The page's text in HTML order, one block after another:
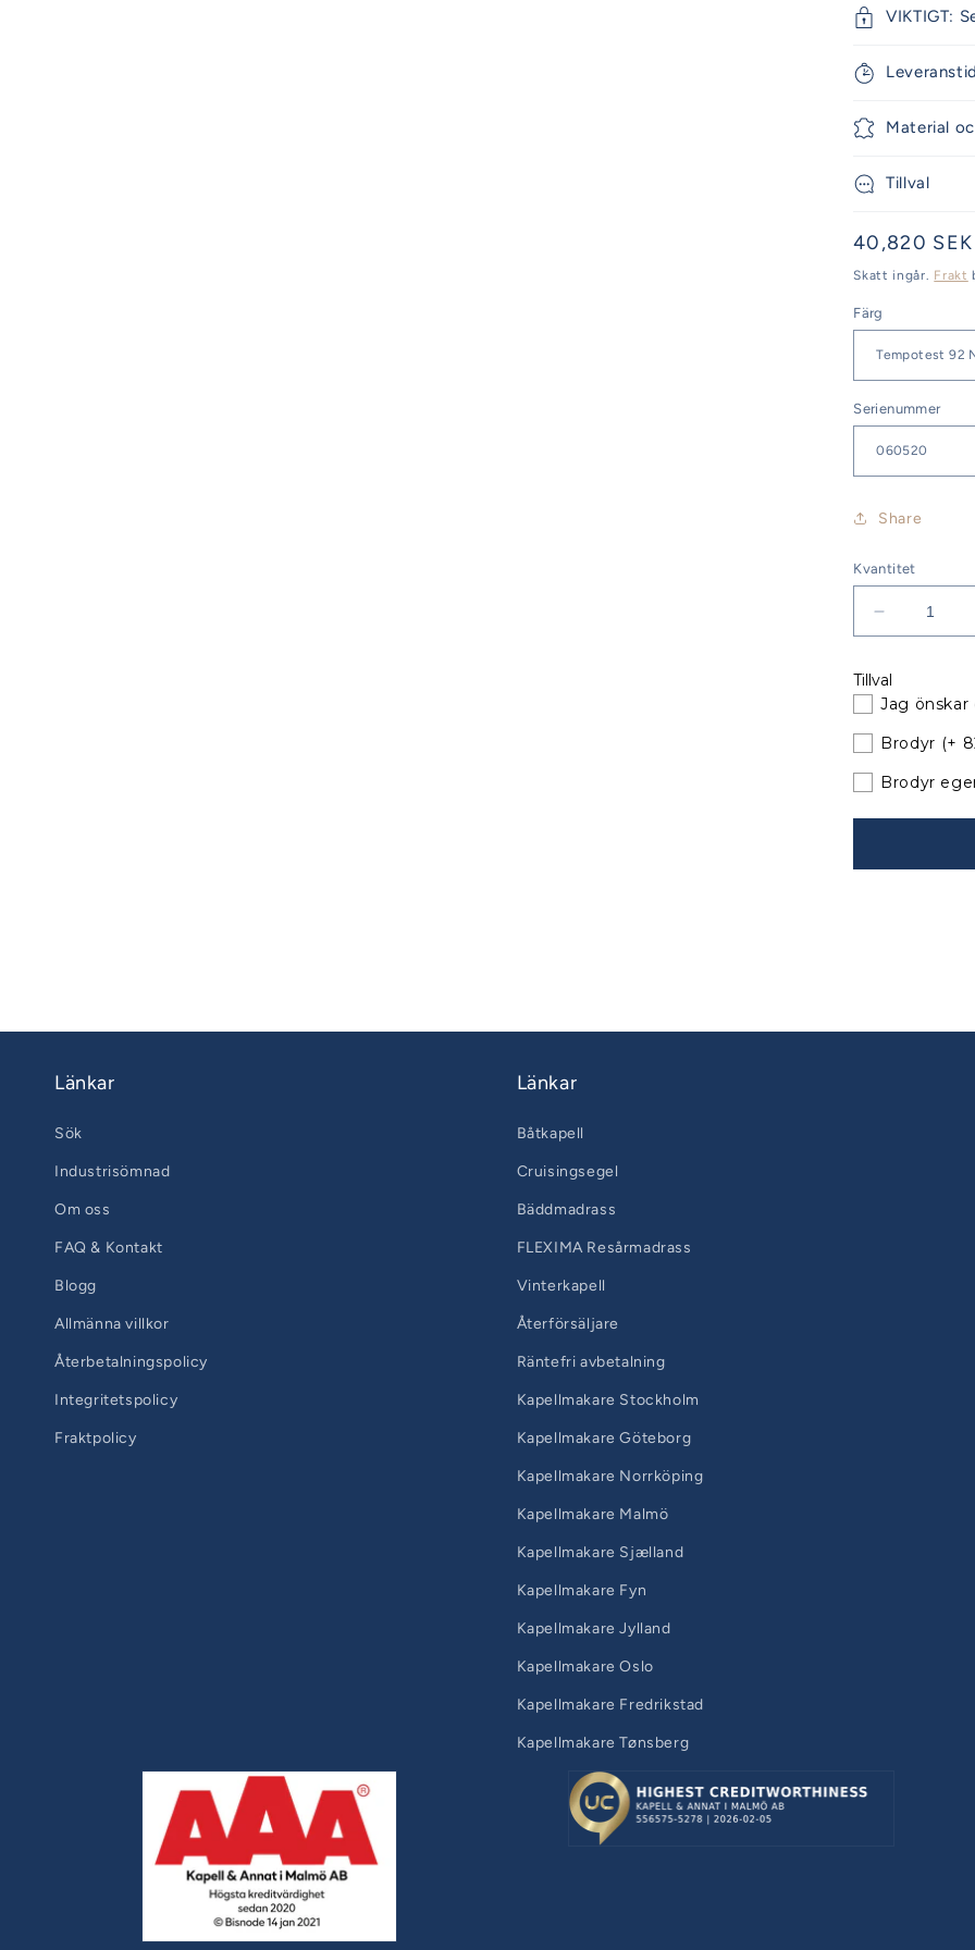
VIKTIGT:
Leveranstid
Material
Tillval
Ordinarie
pris
40,820 SEK
Skatt ingår. Frakt
Färg
Serienummer
Share
Kvantitet
Minska
kvantitet
Jeanneau
Sun
Odyssey
DS
befintliga
Tillval
Jag önskar
Brodyr (+
Brodyr
Länkar
Sök
Industrisömnad
Om oss
FAQ & Kontakt
Blogg
Allmänna villkor
Återbetalningspolicy
Integritetspolicy
Fraktpolicy
Länkar
Båtkapell
Cruisingsegel
Bäddmadrass
FLEXIMA Resårmadrass
Vinterkapell
Återförsäljare
Räntefri avbetalning
Kapellmakare Stockholm
Kapellmakare Göteborg
Kapellmakare Norrköping
Kapellmakare Malmö
Kapellmakare Sjælland
Kapellmakare Fyn
Kapellmakare Jylland
Kapellmakare Oslo
Kapellmakare Fredrikstad
Kapellmakare Tønsberg